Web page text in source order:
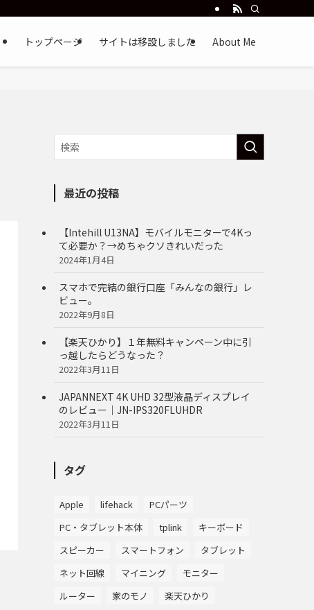
トップページ サイトは移設しました About Me
最近の投稿
【Intehill U13NA】モバイルモニターで4Kっ
て必要か？→めちゃクソきれいだった
2024年1月4日
スマホで完結の銀行口座「みんなの銀行」レ
ビュー。
2022年9月8日
【楽天ひかり】１年無料キャンペーン中に引
っ越したらどうなった？
2022年3月11日
JAPANNEXT 4K UHD 32型液晶ディスプレイ
のレビュー｜JN-IPS320FLUHDR
2022年3月11日
タグ
Apple lifehack
PCパーツ
PC・タブレット本体
tplink
キーボード
スピーカー
スマートフォン
タブレット
ネット回線
マイニング
モニター
ルーター
家のモノ 楽天ひかり